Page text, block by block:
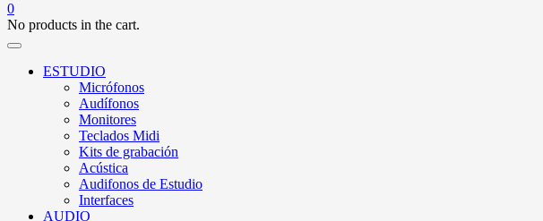
0
No products in the cart.
ESTUDIO
Micrófonos
Audífonos
Monitores
Teclados Midi
Kits de grabación
Acústica
Audifonos de Estudio
Interfaces
AUDIO